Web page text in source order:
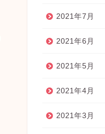
2021年7月
2021年6月
2021年5月
2021年4月
2021年3月